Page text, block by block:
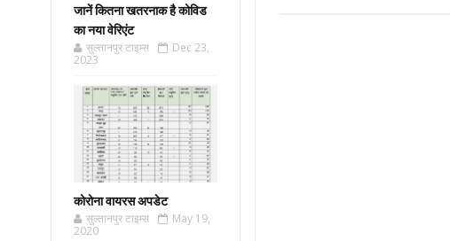
जानें कितना खतरनाक है कोविड
का नया वेरिएंट
सुल्तानपुर टाइम्स
Dec 23,
2023
कोरोना वायरस अपडेट
सुल्तानपुर टाइम्स
May 19,
2020